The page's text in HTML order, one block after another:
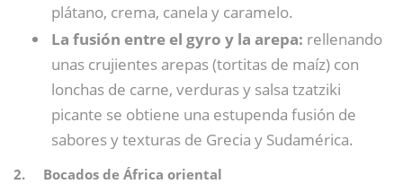
plátano, crema, canela y caramelo.
La fusión entre el gyro y la arepa: rellenando
unas crujientes arepas (tortitas de maíz) con
lonchas de carne, verduras y salsa tzatziki
picante se obtiene una estupenda fusión de
sabores y texturas de Grecia y Sudamérica.
2. Bocados de África oriental